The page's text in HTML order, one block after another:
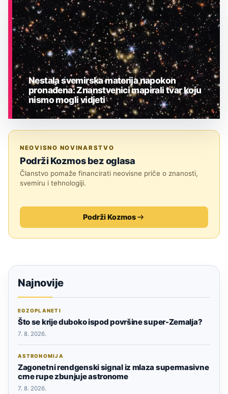
Nestala svemirska materija napokon
pronađena: Znanstvenici mapirali tvar koju
nismo mogli vidjeti
NEOVISNO NOVINARSTVO
Podrži Kozmos bez oglasa
Članstvo pomaže financirati neovisne priče o znanosti,
svemiru i tehnologiji.
Podrži Kozmos
Najnovije
EGZOPLANETI
Što se krije duboko ispod površine super-Zemalja?
7. 8. 2026.
ASTRONOMIJA
Zagonetni rendgenski signal iz mlaza supermasivne
crne rupe zbunjuje astronome
7. 8. 2026.